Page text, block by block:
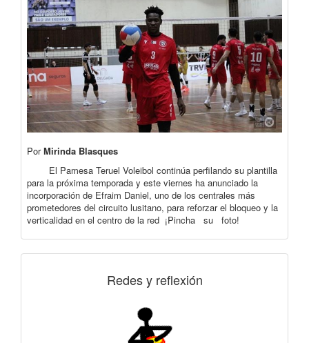
PorMirinda Blasques
El Pamesa Teruel Voleibol continúa perfilando su plantilla
para la próxima temporada y este viernes ha anunciado la
incorporación de Efraim Daniel, uno de los centrales más
prometedores del circuito lusitano, para reforzar el bloqueo y la
verticalidad en el centro de la red ¡Pincha su foto!
Redes y reflexión